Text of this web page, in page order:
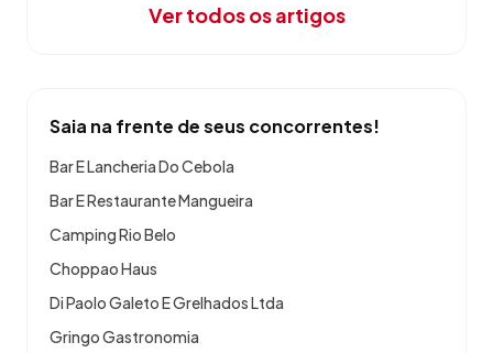
Ver todos os artigos
Saia na frente de seus concorrentes!
Bar E Lancheria Do Cebola
Bar E Restaurante Mangueira
Camping Rio Belo
Choppao Haus
Di Paolo Galeto E Grelhados Ltda
Gringo Gastronomia